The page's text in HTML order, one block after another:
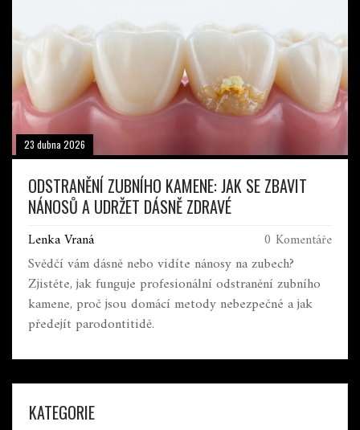
23 dubna 2026
ODSTRANĚNÍ ZUBNÍHO KAMENE: JAK SE ZBAVIT
NÁNOSŮ A UDRŽET DÁSNĚ ZDRAVÉ
Lenka Vraná 0 Komentáře
Svědčí vám dásně nebo vidíte nánosy na zubech?
Zjistěte, jak funguje profesionální odstranění zubního
kamene, proč jsou domácí metody nebezpečné a jak
předejít parodontitidě.
KATEGORIE